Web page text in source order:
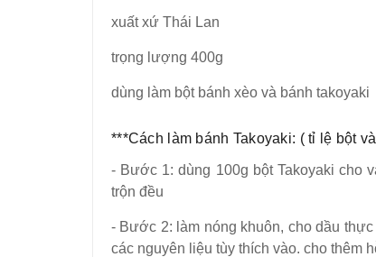
xuất xứ Thái Lan
trọng lượng 400g
dùng làm bột bánh xèo và bánh takoyaki
***Cách làm bánh Takoyaki: ( tỉ lệ bột
- Bước 1: dùng 100g bột Takoyaki cho
trộn đều
- Bước 2: làm nóng khuôn, cho dầu
các nguyên liệu tùy thích vào. cho thêm